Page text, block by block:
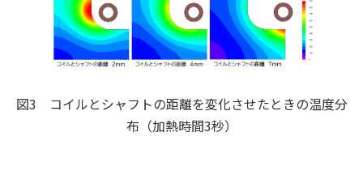
図3 コイルとシャフトの距離を変化させたときの温度分
布（加熱時間3秒）